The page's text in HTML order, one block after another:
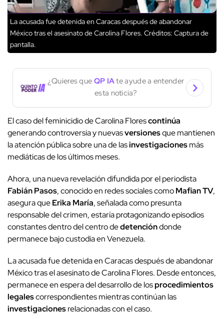
La acusada fue detenida en Caracas después de abandonar
México tras el asesinato de Carolina Flores. Créditos: Captura de
pantalla.
¿Quieres que QP IAte ayude a entender
esta noticia?
El caso del feminicidio de Carolina Florescontinúa
generando controversia y nuevasversionesque mantienen
la atención pública sobre una de lasinvestigacionesmás
mediáticas de los últimos meses.
Ahora, una nueva revelación difundida por el periodista
Fabián Pasos, conocido en redes sociales comoMafian TV,
asegura queErika María, señalada como presunta
responsable del crimen, estaría protagonizando episodios
constantes dentro del centro dedetencióndonde
permanece bajo custodia en Venezuela.
La acusada fue detenida en Caracas después de abandonar
México tras el asesinato de Carolina Flores. Desde entonces,
permanece en espera del desarrollo de losprocedimientos
legalescorrespondientes mientras continúan las
investigacionesrelacionadas con el caso.